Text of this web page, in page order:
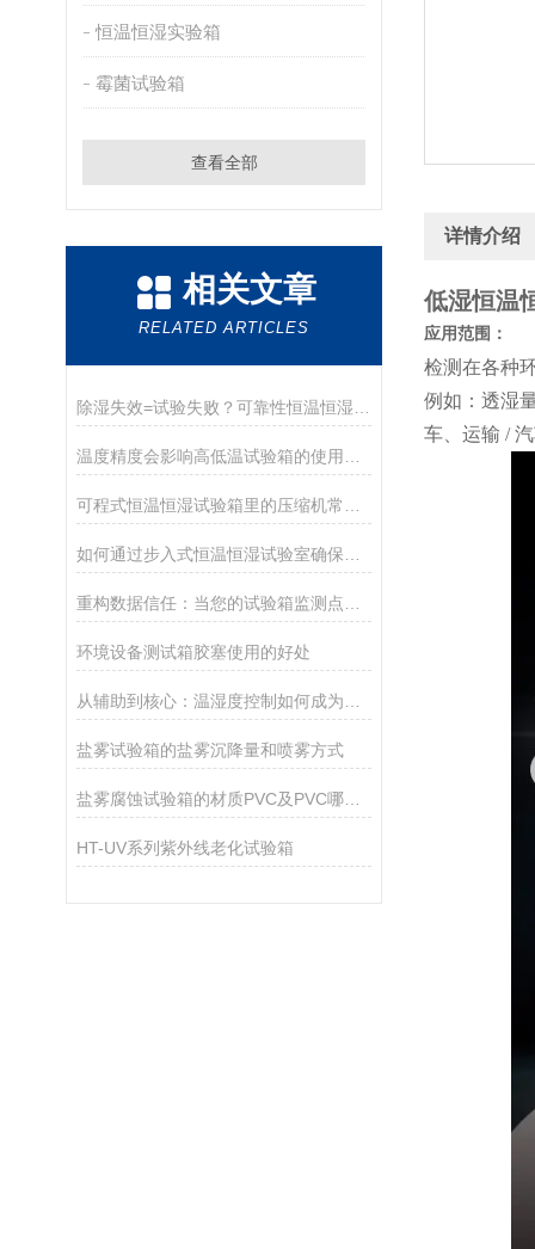
恒温恒湿实验箱
霉菌试验箱
查看全部
相关文章
RELATED ARTICLES
环境设备测试箱胶塞使用的好处
盐雾试验箱的盐雾沉降量和喷雾方式
盐雾腐蚀试验箱的材质PVC及PVC哪种更好
HT-UV系列紫外线老化试验箱
详情介绍
低湿恒温
应用范围：
检测在各种
例如：透湿
车、运输 /